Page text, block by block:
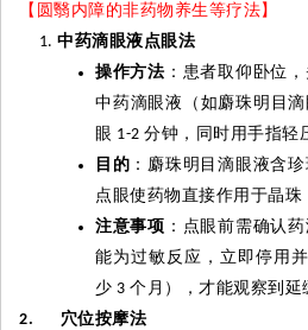
【圆翳内障的非药物养生等疗法】
中药滴眼液点眼法
操作方法 ：患者取仰卧位
中药滴眼液（如麝珠明目
眼 1-2 分钟，同时用手指轻
目的 ：麝珠明目滴眼液含
点眼使药物直接作用于晶
注意事项 ：点眼前需确认
能为过敏反应，立即停用
少 3 个月），才能观察到延
2.
穴位按摩法